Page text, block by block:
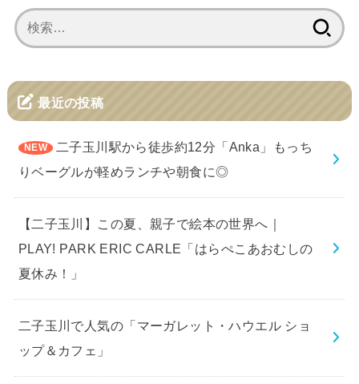
索:
最近の投稿
二子玉川駅から徒歩約12分「Anka」もっち
りベーグルが軽めランチや朝食に◎
【二子玉川】この夏、親子で絵本の世界へ｜
PLAY! PARK ERIC CARLE「はらぺこあおむしの
夏休み！」
二子玉川で人気の「マーガレット・ハウエル ショ
ップ＆カフェ」